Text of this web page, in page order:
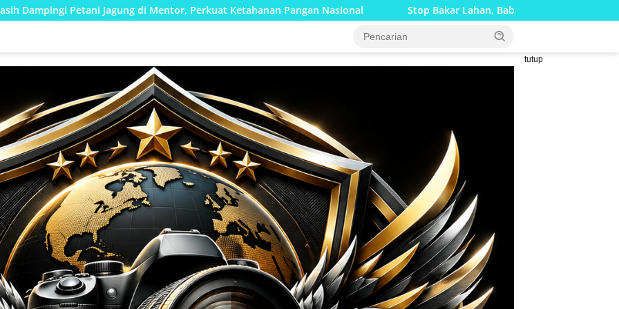
di Mentor, Perkuat Ketahanan Pangan Nasional Stop Bakar Lahan, Babinsa Bersama Bhabinkamtibmas Gencar Edukasi
tutup